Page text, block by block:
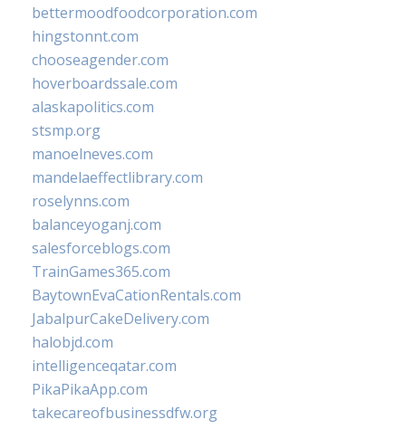
bettermoodfoodcorporation.com
hingstonnt.com
chooseagender.com
hoverboardssale.com
alaskapolitics.com
stsmp.org
manoelneves.com
mandelaeffectlibrary.com
roselynns.com
balanceyoganj.com
salesforceblogs.com
TrainGames365.com
BaytownEvaCationRentals.com
JabalpurCakeDelivery.com
halobjd.com
intelligenceqatar.com
PikaPikaApp.com
takecareofbusinessdfw.org